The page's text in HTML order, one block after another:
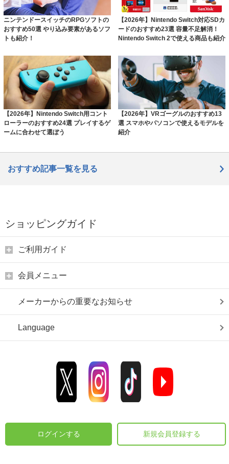
ニンテンドースイッチのRPGソフトの
おすすめ50選 やり込み要素があるソフ
トも紹介！
【2026年】Nintendo Switch対応SDカ
ードのおすすめ23選 容量不足解消！
Nintendo Switch 2で使える商品も紹介
【2026年】Nintendo Switch用コント
ローラーのおすすめ24選 プレイするゲ
ームに合わせて選ぼう
【2026年】VRゴーグルのおすすめ13
選 スマホやパソコンで使えるモデルを
紹介
おすすめ記事一覧を見る
ショッピングガイド
ご利用ガイド
会員メニュー
メーカーからの重要なお知らせ
Language
ログインする 新規会員登録する